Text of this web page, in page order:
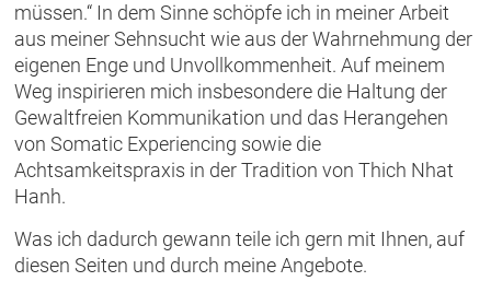
müssen.“ In dem Sinne schöpfe ich in meiner Arbeit
aus meiner Sehnsucht wie aus der Wahrnehmung der
eigenen Enge und Unvollkommenheit. Auf meinem
Weg inspirieren mich insbesondere die Haltung der
Gewaltfreien Kommunikation und das Herangehen
von Somatic Experiencing sowie die
Achtsamkeitspraxis in der Tradition von Thich Nhat
Hanh.
Was ich dadurch gewann teile ich gern mit Ihnen, auf
diesen Seiten und durch meine Angebote.